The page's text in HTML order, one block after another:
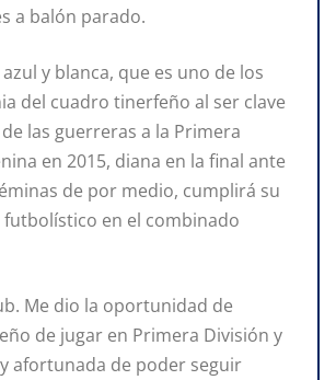
a balón parado.
azul y blanca, que es uno de los
del cuadro tinerfeño al ser clave
las guerreras a la Primera
en 2015, diana en la final ante
de por medio, cumplirá su
en el combinado
Me dio la oportunidad de
de jugar en Primera División y
afortunada de poder seguir